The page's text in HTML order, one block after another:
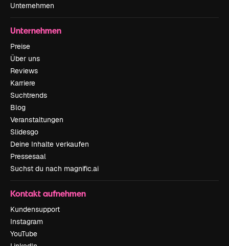
Unternehmen
Unternehmen
Preise
Über uns
Reviews
Karriere
Suchtrends
Blog
Veranstaltungen
Slidesgo
Deine Inhalte verkaufen
Pressesaal
Suchst du nach magnific.ai
Kontakt aufnehmen
Kundensupport
Instagram
YouTube